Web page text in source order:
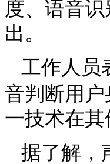
度、语音
出。
工作人员
音判断用
一技术在
据了解，